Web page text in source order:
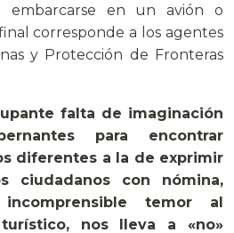
embarcarse en un avión o
corresponde a los agentes
y Protección de Fronteras
falta de imaginación
para encontrar
diferentes a la de exprimir
ciudadanos con nómina,
temor al
nos lleva a «no»